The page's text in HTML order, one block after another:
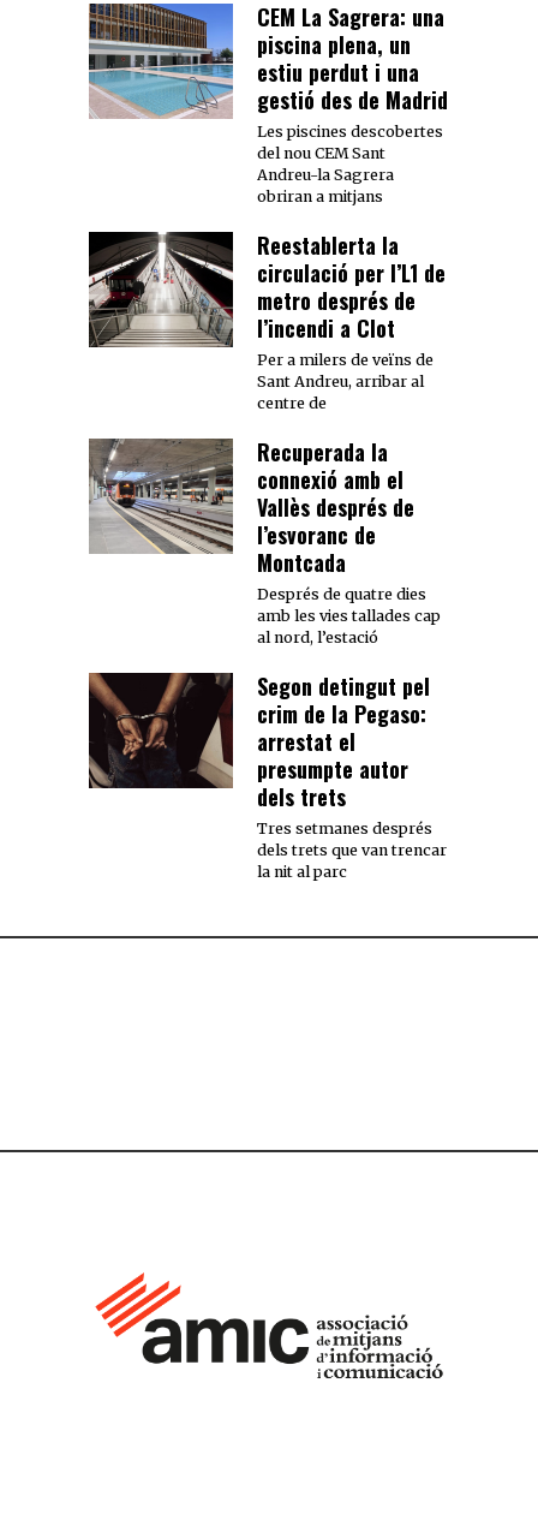
CEM La Sagrera: una
piscina plena, un
estiu perdut i una
gestió des de Madrid
Les piscines descobertes
del nou CEM Sant
Andreu-la Sagrera
obriran a mitjans
Reestablerta la
circulació per l’L1 de
metro després de
l’incendi a Clot
Per a milers de veïns de
Sant Andreu, arribar al
centre de
Recuperada la
connexió amb el
Vallès després de
l’esvoranc de
Montcada
Després de quatre dies
amb les vies tallades cap
al nord, l’estació
Segon detingut pel
crim de la Pegaso:
arrestat el
presumpte autor
dels trets
Tres setmanes després
dels trets que van trencar
la nit al parc